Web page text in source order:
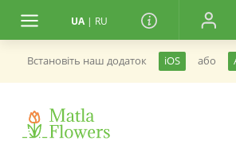
UA | RU
Встановiть наш додаток iOS або